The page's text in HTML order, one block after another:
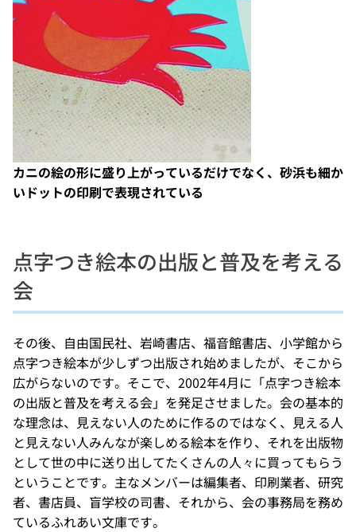
カニの絵の形に盛り上がっているだけでなく、砂浜も細か
いドットの印刷で表現されている
点字つき絵本の出版と普及を考える
会
その後、自由国民社、岩崎書店、福音館書店、小学館から
点字つき絵本が少しずつ出版され始めましたが、そこから
広がらないのです。そこで、2002年4月に「点字つき絵本
の出版と普及を考える会」を発足させました。会の基本的
な理念は、見えない人のために作るのではなく、見える人
と見えない人みんなが楽しめる絵本を作り、それを出版物
として世の中に送り出してたくさんの人々に買ってもらう
ということです。主なメンバーは編集者、印刷業者、研究
者、書店員、盲学校の司書、それから、会の事務局を務め
ているふれあい文庫です。